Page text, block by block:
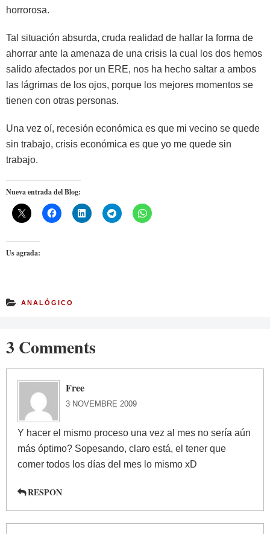
horrorosa.
Tal situación absurda, cruda realidad de hallar la forma de
ahorrar ante la amenaza de una crisis la cual los dos hemos
salido afectados por un ERE, nos ha hecho saltar a ambos
las lágrimas de los ojos, porque los mejores momentos se
tienen con otras personas.
Una vez oí, recesión económica es que mi vecino se quede
sin trabajo, crisis económica es que yo me quede sin
trabajo.
Nueva entrada del Blog:
Us agrada:
ANALÓGICO
3 Comments
Free
3 NOVEMBRE 2009
Y hacer el mismo proceso una vez al mes no sería aún
más óptimo? Sopesando, claro está, el tener que
comer todos los días del mes lo mismo xD
RESPON